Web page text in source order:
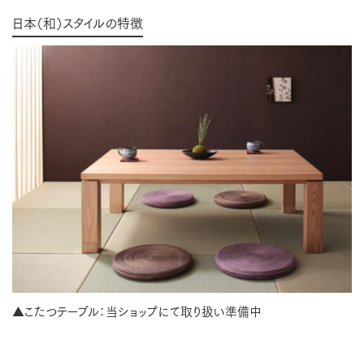
日本（和）スタイルの特徴
▲こたつテーブル：当ショップにて取り扱い準備中